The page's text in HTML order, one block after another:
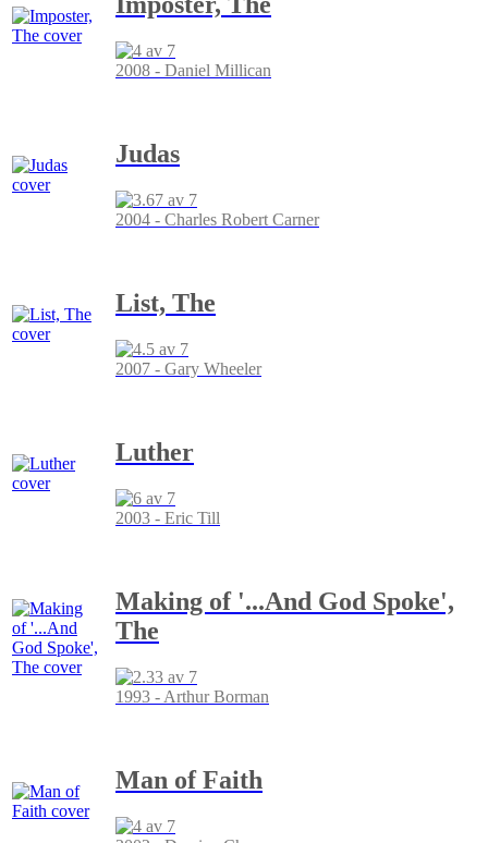
2008 - Daniel Millican
Judas
2004 - Charles Robert Carner
List, The
2007 - Gary Wheeler
Luther
2003 - Eric Till
Making of '...And God Spoke',
The
1993 - Arthur Borman
Man of Faith